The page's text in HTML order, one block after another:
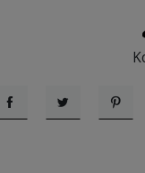
UdostępnijTweetuj